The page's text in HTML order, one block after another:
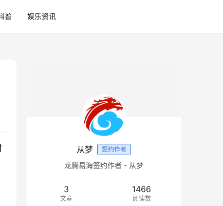
普 娱乐资讯
从梦 签约作者
龙腾易海签约作者 - 从梦
3
文章
1466
阅读数